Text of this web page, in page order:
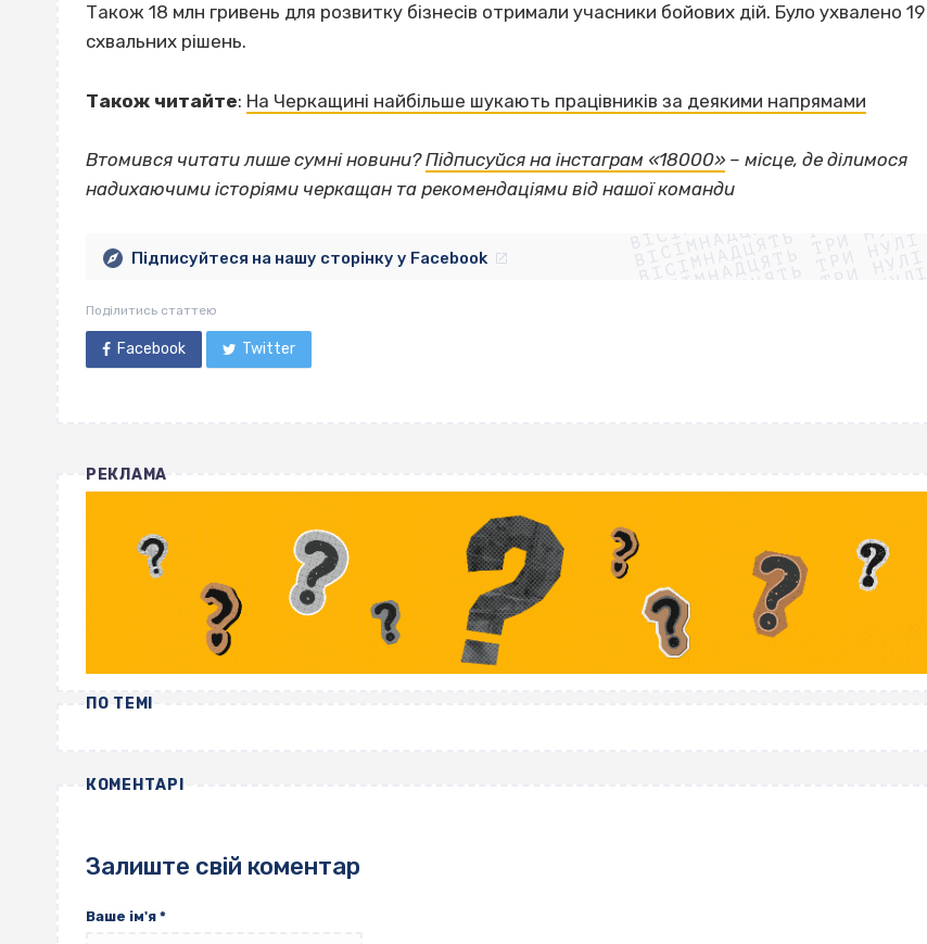
Також 18 млн гривень для розвитку бізнесів отримали учасники бойових дій. Було ухвалено 19
схвальних рішень.
Також читайте: На Черкащині найбільше шукають працівників за деякими напрямами
Втомився читати лише сумні новини?Підписуйся на інстаграм «18000» – місце, де ділимося
надихаючими історіями черкащан та рекомендаціями від нашої командиВІСІМНАДЦЯТЬ ТРИ НУЛІ
ВІСІМНАДЦЯТЬ ТРИ НУЛІ
ВІСІМНАДЦЯТЬ ТРИ НУЛІ
ВІСІМНАДЦЯТЬ ТРИ НУЛІ
ВІСІМНАДЦЯТЬ ТРИ НУЛІ
ВІСІМНАДЦЯТЬ ТРИ НУЛІ
ВІСІМНАДЦЯТЬ ТРИ НУЛІ
Підписуйтеся на нашу сторінку у Facebook
Поділитись статтею
Facebook Twitter
РЕКЛАМА
ПО ТЕМІ
КОМЕНТАРІ
Залиште свій коментар
Ваше ім'я *